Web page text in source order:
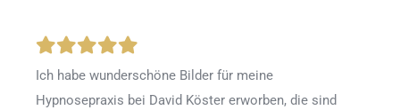
Ich habe wunderschöne Bilder für meine
Hypnosepraxis bei David Köster erworben, die sind